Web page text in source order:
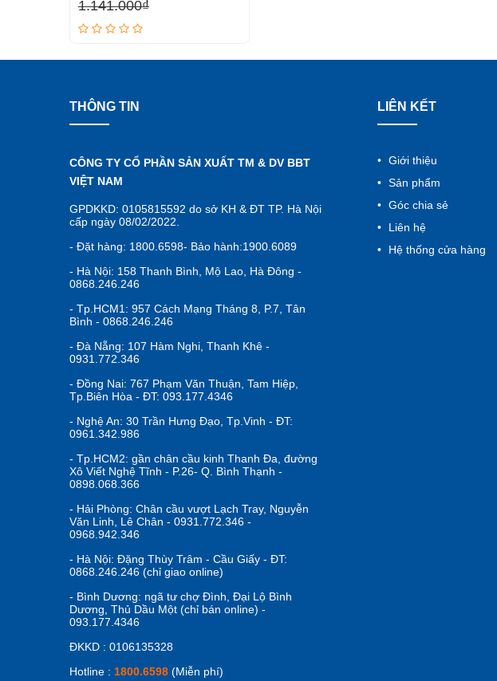
1.141.000₫
THÔNG TIN
CÔNG TY CỔ PHẦN SẢN XUẤT TM & DV BBT
VIỆT NAM
GPDKKD: 0105815592 do sở KH & ĐT TP. Hà Nội
cấp ngày 08/02/2022.
- Đặt hàng: 1800.6598- Bảo hành:1900.6089
- Hà Nội: 158 Thanh Bình, Mộ Lao, Hà Đông -
0868.246.246
- Tp.HCM1: 957 Cách Mạng Tháng 8, P.7, Tân
Bình - 0868.246.246
- Đà Nẵng: 107 Hàm Nghi, Thanh Khê -
0931.772.346
- Đồng Nai: 767 Phạm Văn Thuận, Tam Hiệp,
Tp.Biên Hòa - ĐT: 093.177.4346
- Nghệ An: 30 Trần Hưng Đạo, Tp.Vinh - ĐT:
0961.342.986
- Tp.HCM2: gần chân cầu kinh Thanh Đa, đường
Xô Viết Nghệ Tĩnh - P.26- Q. Bình Thạnh -
0898.068.366
- Hải Phòng: Chân cầu vượt Lạch Tray, Nguyễn
Văn Linh, Lê Chân - 0931.772.346 -
0968.942.346
- Hà Nội: Đặng Thùy Trâm - Cầu Giấy - ĐT:
0868.246.246 (chỉ giao online)
- Bình Dương: ngã tư chợ Đình, Đại Lộ Bình
Dương, Thủ Dầu Một (chỉ bán online) -
093.177.4346
ĐKKD : 0106135328
Hotline : 1800.6598 (Miễn phí)
LIÊN KẾT
Giới thiệu
Sản phẩm
Góc chia sẻ
Liên hệ
Hệ thống cửa hàng